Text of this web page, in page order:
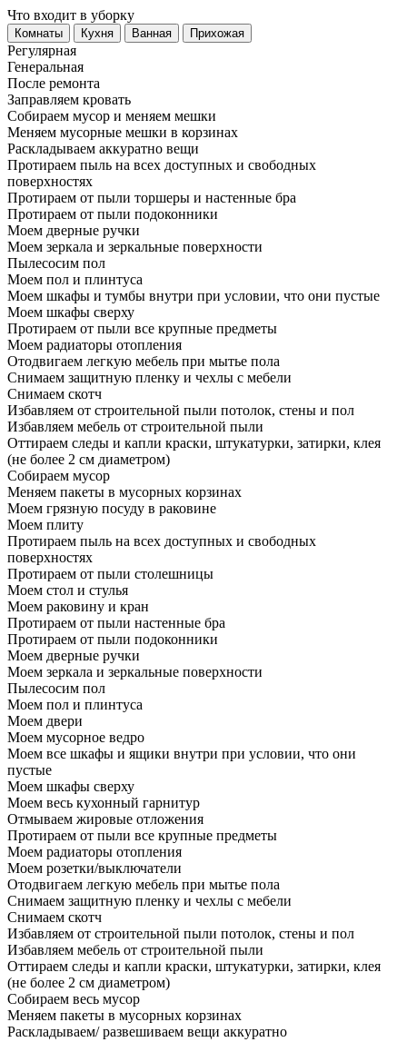
Что входит в уборку
Регу­лярная
Гене­ральная
После ремонта
Заправляем кровать
Собираем мусор и меняем мешки
Меняем мусорные мешки в корзинах
Раскладываем аккуратно вещи
Протираем пыль на всех доступных и свободных
поверхностях
Протираем от пыли торшеры и настенные бра
Протираем от пыли подоконники
Моем дверные ручки
Моем зеркала и зеркальные поверхности
Пылесосим пол
Моем пол и плинтуса
Моем шкафы и тумбы внутри при условии, что они пустые
Моем шкафы сверху
Протираем от пыли все крупные предметы
Моем радиаторы отопления
Отодвигаем легкую мебель при мытье пола
Снимаем защитную пленку и чехлы с мебели
Снимаем скотч
Избавляем от строительной пыли потолок, стены и пол
Избавляем мебель от строительной пыли
Оттираем следы и капли краски, штукатурки, затирки, клея
(не более 2 см диаметром)
Собираем мусор
Меняем пакеты в мусорных корзинах
Моем грязную посуду в раковине
Моем плиту
Протираем пыль на всех доступных и свободных
поверхностях
Протираем от пыли столешницы
Моем стол и стулья
Моем раковину и кран
Протираем от пыли настенные бра
Протираем от пыли подоконники
Моем дверные ручки
Моем зеркала и зеркальные поверхности
Пылесосим пол
Моем пол и плинтуса
Моем двери
Моем мусорное ведро
Моем все шкафы и ящики внутри при условии, что они
пустые
Моем шкафы сверху
Моем весь кухонный гарнитур
Отмываем жировые отложения
Протираем от пыли все крупные предметы
Моем радиаторы отопления
Моем розетки/выключатели
Отодвигаем легкую мебель при мытье пола
Снимаем защитную пленку и чехлы с мебели
Снимаем скотч
Избавляем от строительной пыли потолок, стены и пол
Избавляем мебель от строительной пыли
Оттираем следы и капли краски, штукатурки, затирки, клея
(не более 2 см диаметром)
Собираем весь мусор
Меняем пакеты в мусорных корзинах
Раскладываем/ развешиваем вещи аккуратно